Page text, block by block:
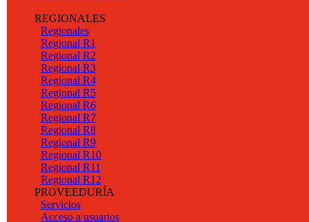
REGIONALES
Regionales
Regional R1
Regional R2
Regional R3
Regional R4
Regional R5
Regional R6
Regional R7
Regional R8
Regional R9
Regional R10
Regional R11
Regional R12
PROVEEDURÍA
Servicios
Acceso a usuarios